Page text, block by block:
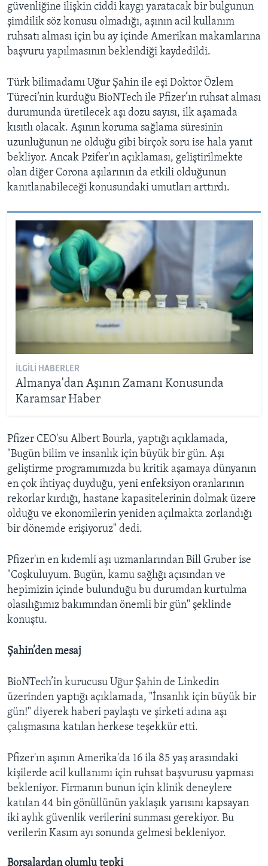
güvenliğine ilişkin ciddi kaygı yaratacak bir bulgunun
şimdilik söz konusu olmadığı, aşının acil kullanım
ruhsatı alması için bu ay içinde Amerikan makamlarına
başvuru yapılmasının beklendiği kaydedildi.
Türk bilimadamı Uğur Şahin ile eşi Doktor Özlem
Türeci’nin kurduğu BioNTech ile Pfizer’ın ruhsat alması
durumunda üretilecek aşı dozu sayısı, ilk aşamada
kısıtlı olacak. Aşının koruma sağlama süresinin
uzunluğunun ne olduğu gibi birçok soru ise hala yanıt
bekliyor. Ancak Pzifer'ın açıklaması, geliştirilmekte
olan diğer Corona aşılarının da etkili olduğunun
kanıtlanabileceği konusundaki umutları arttırdı.
İLGILI HABERLER
Almanya'dan Aşının Zamanı Konusunda
Karamsar Haber
Pfizer CEO'su Albert Bourla, yaptığı açıklamada,
"Bugün bilim ve insanlık için büyük bir gün. Aşı
geliştirme programımızda bu kritik aşamaya dünyanın
en çok ihtiyaç duyduğu, yeni enfeksiyon oranlarının
rekorlar kırdığı, hastane kapasitelerinin dolmak üzere
olduğu ve ekonomilerin yeniden açılmakta zorlandığı
bir dönemde erişiyoruz" dedi.
Pfizer'ın en kıdemli aşı uzmanlarından Bill Gruber ise
"Coşkuluyum. Bugün, kamu sağlığı açısından ve
hepimizin içinde bulunduğu bu durumdan kurtulma
olasılığımız bakımından önemli bir gün" şeklinde
konuştu.
Şahin’den mesaj
BioNTech’in kurucusu Uğur Şahin de Linkedin
üzerinden yaptığı açıklamada, "İnsanlık için büyük bir
gün!" diyerek haberi paylaştı ve şirketi adına aşı
çalışmasına katılan herkese teşekkür etti.
Pfizer'ın aşının Amerika'da 16 ila 85 yaş arasındaki
kişilerde acil kullanımı için ruhsat başvurusu yapması
bekleniyor. Firmanın bunun için klinik deneylere
katılan 44 bin gönüllünün yaklaşık yarısını kapsayan
iki aylık güvenlik verilerini sunması gerekiyor. Bu
verilerin Kasım ayı sonunda gelmesi bekleniyor.
Borsalardan olumlu tepki